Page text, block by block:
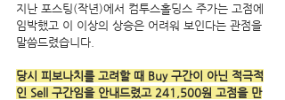
지난 포스팅(작년)에서 컴투스홀딩스 주가는 고점에
임박했고 이 이상의 상승은 어려워 보인다는 관점을
말씀드렸습니다.
당시 피보나치를 고려할 때 Buy 구간이 아닌 적극적
인 Sell 구간임을 안내드렸고 241,500원 고점을 만